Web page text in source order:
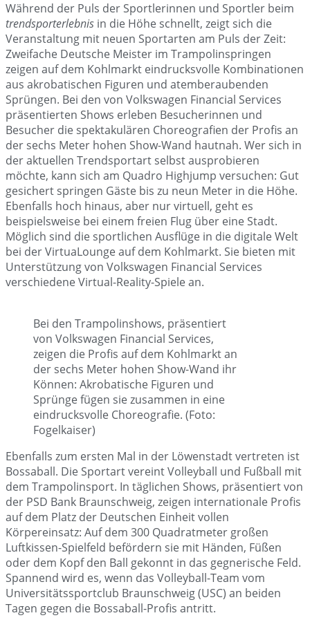
Während der Puls der Sportlerinnen und Sportler beim
trendsporterlebnis in die Höhe schnellt, zeigt sich die
Veranstaltung mit neuen Sportarten am Puls der Zeit:
Zweifache Deutsche Meister im Trampolinspringen
zeigen auf dem Kohlmarkt eindrucksvolle Kombinationen
aus akrobatischen Figuren und atemberaubenden
Sprüngen. Bei den von Volkswagen Financial Services
präsentierten Shows erleben Besucherinnen und
Besucher die spektakulären Choreografien der Profis an
der sechs Meter hohen Show-Wand hautnah. Wer sich in
der aktuellen Trendsportart selbst ausprobieren
möchte, kann sich am Quadro Highjump versuchen: Gut
gesichert springen Gäste bis zu neun Meter in die Höhe.
Ebenfalls hoch hinaus, aber nur virtuell, geht es
beispielsweise bei einem freien Flug über eine Stadt.
Möglich sind die sportlichen Ausflüge in die digitale Welt
bei der VirtuaLounge auf dem Kohlmarkt. Sie bieten mit
Unterstützung von Volkswagen Financial Services
verschiedene Virtual-Reality-Spiele an.
Bei den Trampolinshows, präsentiert
von Volkswagen Financial Services,
zeigen die Profis auf dem Kohlmarkt an
der sechs Meter hohen Show-Wand ihr
Können: Akrobatische Figuren und
Sprünge fügen sie zusammen in eine
eindrucksvolle Choreografie. (Foto:
Fogelkaiser)
Ebenfalls zum ersten Mal in der Löwenstadt vertreten ist
Bossaball. Die Sportart vereint Volleyball und Fußball mit
dem Trampolinsport. In täglichen Shows, präsentiert von
der PSD Bank Braunschweig, zeigen internationale Profis
auf dem Platz der Deutschen Einheit vollen
Körpereinsatz: Auf dem 300 Quadratmeter großen
Luftkissen-Spielfeld befördern sie mit Händen, Füßen
oder dem Kopf den Ball gekonnt in das gegnerische Feld.
Spannend wird es, wenn das Volleyball-Team vom
Universitätssportclub Braunschweig (USC) an beiden
Tagen gegen die Bossaball-Profis antritt.